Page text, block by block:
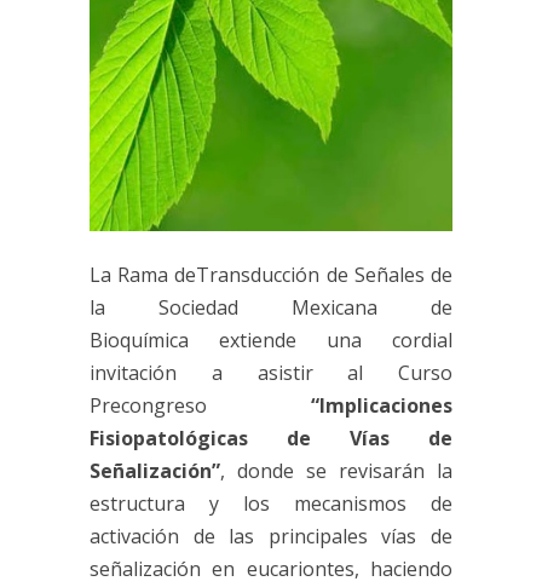
La Rama deTransducción de Señales de
la Sociedad Mexicana de
Bioquímica extiende una cordial
invitación a asistir al Curso
Precongreso “Implicaciones
Fisiopatológicas de Vías de
Señalización”, donde se revisarán la
estructura y los mecanismos de
activación de las principales vías de
señalización en eucariontes, haciendo